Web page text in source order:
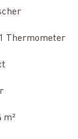
Thermometer
m²